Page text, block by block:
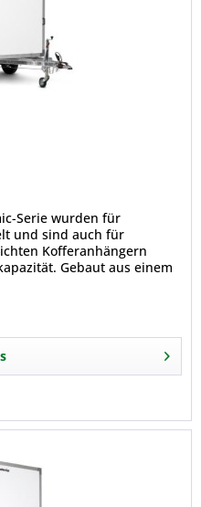
Serie wurden für
und sind auch für
Kofferanhängern
Gebaut aus einem